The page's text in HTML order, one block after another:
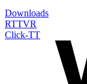
Downloads
RTTVR
Click-TT